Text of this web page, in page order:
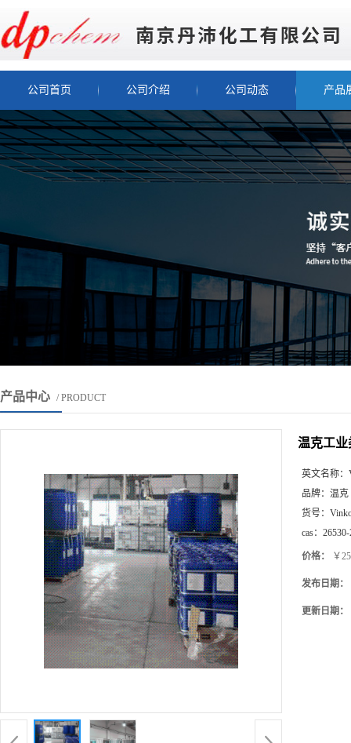
公司首页 公司介绍 公司动态 产品
产品中心 / PRODUCT
温克工
英文名称：
品牌： 温克
货号：
cas：
价格： ￥
发布日期：
更新日期：